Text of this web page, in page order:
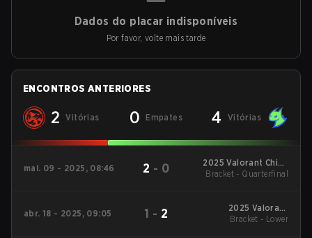
Dados do placar indisponíveis
Por favor, volte mais tarde
ENCONTROS ANTERIORES
2 Vitórias 0 Empates 4 Vitórias
mai. 09 - 2025, 08:46 2 - 0
2025 Valorant China
Evolution Series Act-
Bracket - Quarterfinal
abr. 18 - 2025, 09:05 1 - 2
2025 Valorant
Champions Tour:
Bracket - Lower